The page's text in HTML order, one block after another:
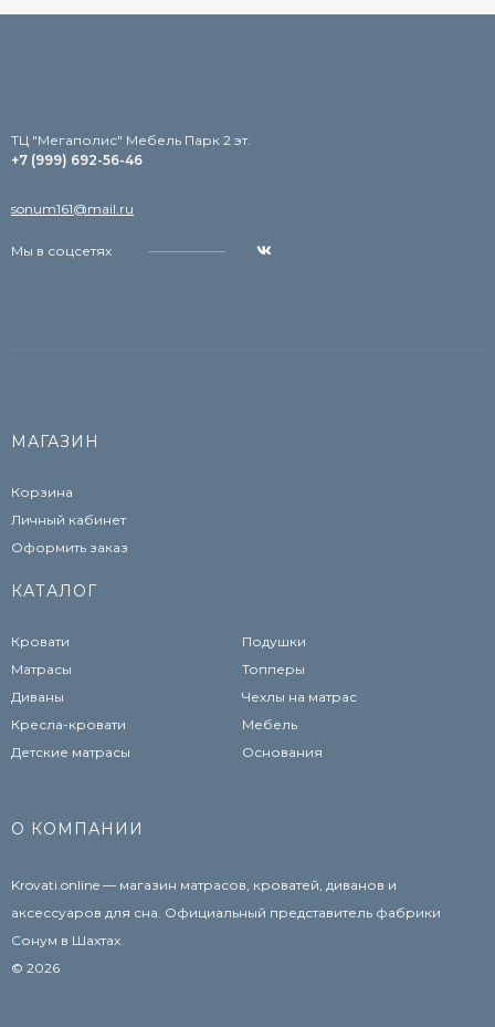
TЦ "Мегаполис" Мебель Парк 2 эт.
+7 (999) 692-56-46
sonum161@mail.ru
Мы в соцсетях
МАГАЗИН
Корзина
Личный кабинет
Оформить заказ
КАТАЛОГ
Кровати
Матрасы
Диваны
Кресла-кровати
Детские матрасы
Подушки
Топперы
Чехлы на матрас
Мебель
Основания
О КОМПАНИИ
Krovati.online — магазин матрасов, кроватей, диванов и
аксессуаров для сна. Официальный представитель фабрики
Сонум в Шахтах.
© 2026